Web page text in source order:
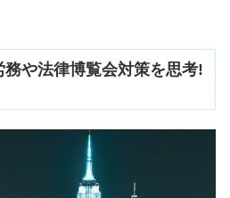
や法律博覧会対策を思考!